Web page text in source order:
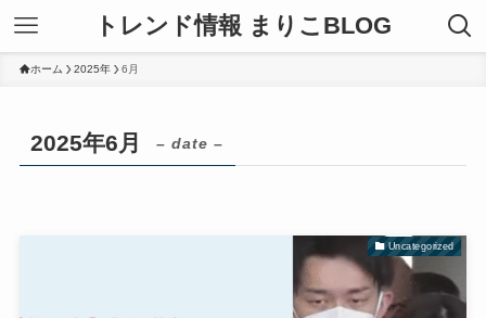
トレンド情報 まりこBLOG
ホーム 2025年 6月
2025年6月 – date –
Uncategorized